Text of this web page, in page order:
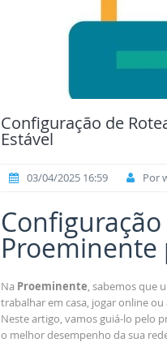
Configuração de
Estável
03/04/2025 16:59 Por
Proeminente
Na Proeminente , sabemos que
trabalhar em casa, jogar online
Neste artigo, vamos guiá-lo pelo
o melhor desempenho da sua